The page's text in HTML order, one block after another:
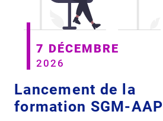
7 DÉCEMBRE
2026
Lancement de la
formation SGM-AAP